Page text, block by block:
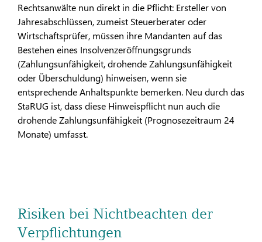
Rechtsanwälte nun direkt in die Pflicht: Ersteller von
Jahresabschlüssen, zumeist Steuerberater oder
Wirtschaftsprüfer, müssen ihre Mandanten auf das
Bestehen eines Insolvenzeröffnungsgrunds
(Zahlungsunfähigkeit, drohende Zahlungsunfähigkeit
oder Überschuldung) hinweisen, wenn sie
entsprechende Anhaltspunkte bemerken. Neu durch das
StaRUG ist, dass diese Hinweispflicht nun auch die
drohende Zahlungsunfähigkeit (Prognosezeitraum 24
Monate) umfasst.
Risiken bei Nichtbeachten der
Verpflichtungen